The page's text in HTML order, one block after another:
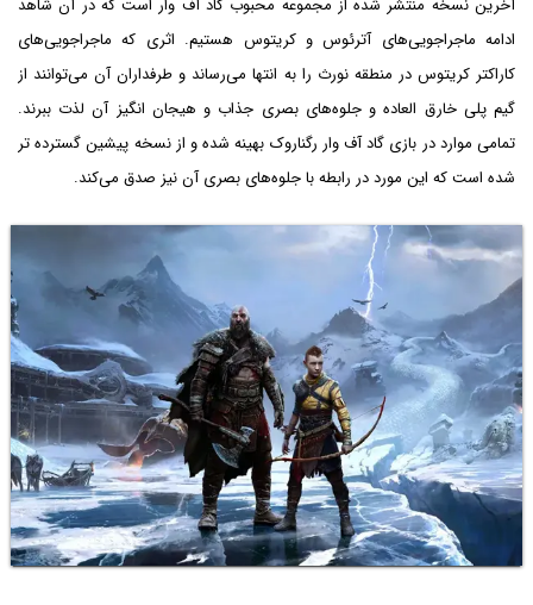
آخرین نسخه منتشر شده از مجموعه محبوب گاد آف وار است که در آن شاهد
ادامه ماجراجویی‌های آترئوس و کریتوس هستیم. اثری که ماجراجویی‌های
کاراکتر کریتوس در منطقه نورث را به انتها می‌رساند و طرفداران آن می‌توانند از
گیم پلی خارق العاده و جلوه‌های بصری جذاب و هیجان انگیز آن لذت ببرند.
تمامی موارد در بازی گاد آف وار رگناروک بهینه شده و از نسخه پیشین گسترده تر
شده است که این مورد در رابطه با جلوه‌های بصری آن نیز صدق می‌کند.